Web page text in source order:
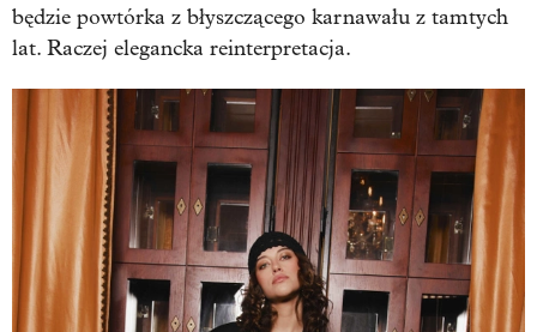
będzie powtórka z błyszczącego karnawału z tamtych
lat. Raczej elegancka reinterpretacja.